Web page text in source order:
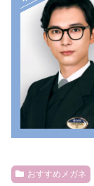
おすすめメガネ